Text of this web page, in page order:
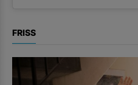
FRISS